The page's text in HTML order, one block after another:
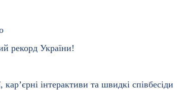
рекорд України!
інтерактиви та швидкі співбесіди